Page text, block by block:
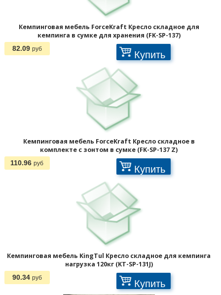
Кемпинговая мебель ForceKraft Кресло складное для
кемпинга в сумке для хранения (FK-SP-137)
82.09 руб Купить
Кемпинговая мебель ForceKraft Кресло складное в
комплекте с зонтом в сумке (FK-SP-137 Z)
110.96 руб Купить
Кемпинговая мебель KingTul Кресло складное для кемпинга
нагрузка 120кг (KT-SP-131J)
90.34 руб Купить